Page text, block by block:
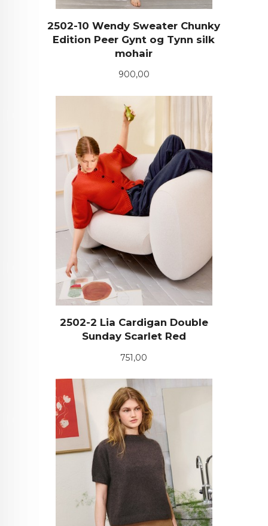
2502-10 Wendy Sweater Chunky
Edition Peer Gynt og Tynn silk
mohair
Pris
900,00
2502-2 Lia Cardigan Double
Sunday Scarlet Red
Pris
751,00